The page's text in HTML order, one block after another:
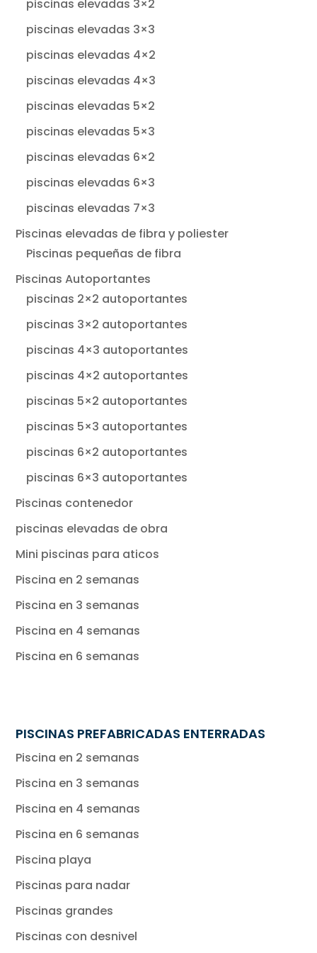
piscinas elevadas 3×2
piscinas elevadas 3×3
piscinas elevadas 4×2
piscinas elevadas 4×3
piscinas elevadas 5×2
piscinas elevadas 5×3
piscinas elevadas 6×2
piscinas elevadas 6×3
piscinas elevadas 7×3
Piscinas elevadas de fibra y poliester
Piscinas pequeñas de fibra
Piscinas Autoportantes
piscinas 2×2 autoportantes
piscinas 3×2 autoportantes
piscinas 4×3 autoportantes
piscinas 4×2 autoportantes
piscinas 5×2 autoportantes
piscinas 5×3 autoportantes
piscinas 6×2 autoportantes
piscinas 6×3 autoportantes
Piscinas contenedor
piscinas elevadas de obra
Mini piscinas para aticos
Piscina en 2 semanas
Piscina en 3 semanas
Piscina en 4 semanas
Piscina en 6 semanas
PISCINAS PREFABRICADAS ENTERRADAS
Piscina en 2 semanas
Piscina en 3 semanas
Piscina en 4 semanas
Piscina en 6 semanas
Piscina playa
Piscinas para nadar
Piscinas grandes
Piscinas con desnivel